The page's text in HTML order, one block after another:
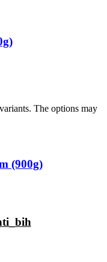
The options may
(900g)